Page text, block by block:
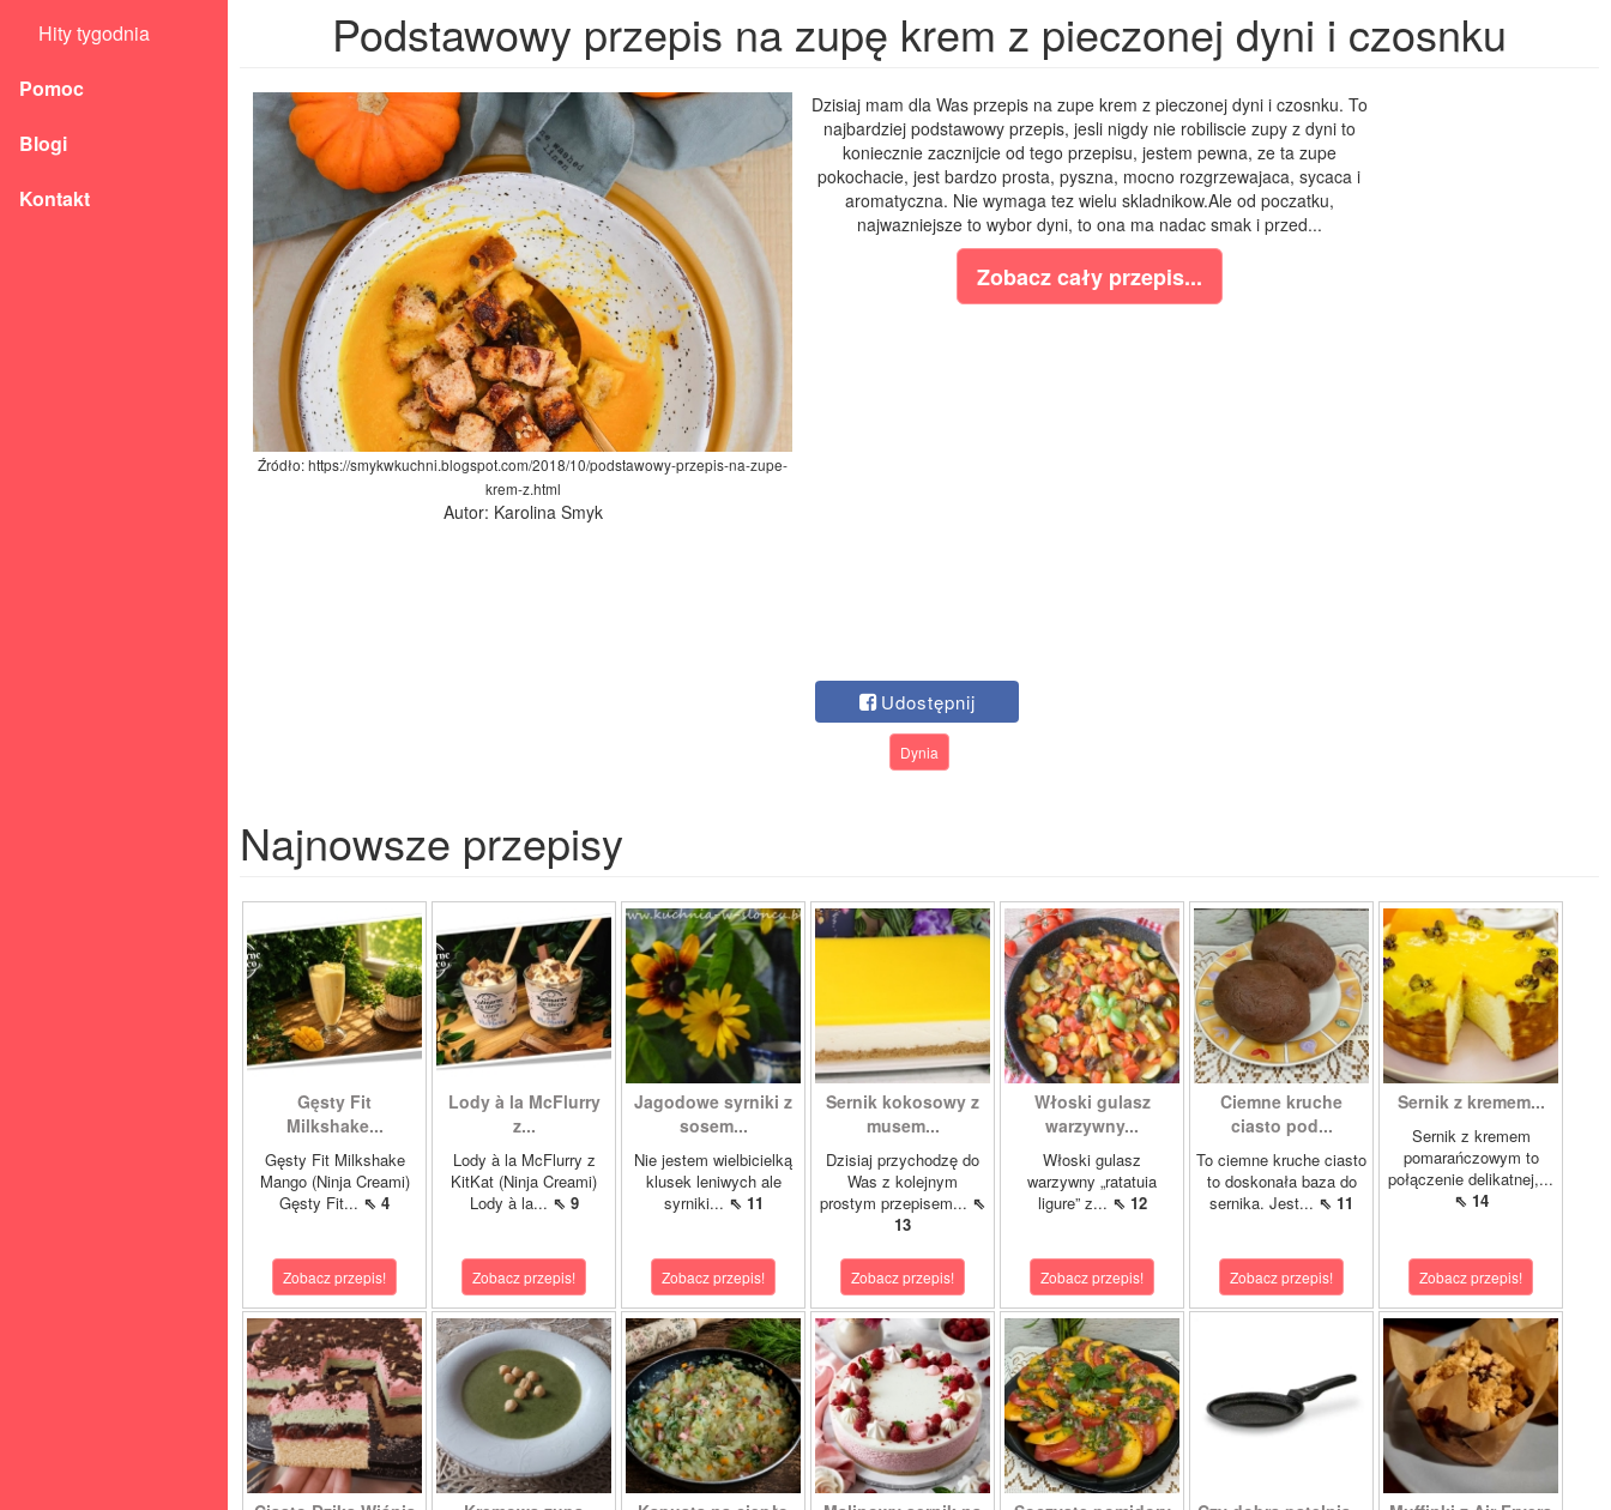
Hity tygodnia
Pomoc
Blogi
Kontakt
Podstawowy przepis na zupę krem z pieczonej dyni i czosnku
Źródło: https://smykwkuchni.blogspot.com/2018/10/podstawowy-przepis-na-zupe-
krem-z.html
Autor: Karolina Smyk
Dzisiaj mam dla Was przepis na zupe krem z pieczonej dyni i czosnku. To
najbardziej podstawowy przepis, jesli nigdy nie robiliscie zupy z dyni to
koniecznie zacznijcie od tego przepisu, jestem pewna, ze ta zupe
pokochacie, jest bardzo prosta, pyszna, mocno rozgrzewajaca, sycaca i
aromatyczna. Nie wymaga tez wielu skladnikow.Ale od poczatku,
najwazniejsze to wybor dyni, to ona ma nadac smak i przed...
Zobacz cały przepis...
Udostępnij
Dynia
Najnowsze przepisy
Gęsty Fit
Milkshake...
Gęsty Fit Milkshake
Mango (Ninja Creami)
Gęsty Fit... ⇖ 4
Zobacz przepis!
Lody à la McFlurry
z...
Lody à la McFlurry z
KitKat (Ninja Creami)
Lody à la... ⇖ 9
Zobacz przepis!
Jagodowe syrniki z
sosem...
Nie jestem wielbicielką
klusek leniwych ale
syrniki... ⇖ 11
Zobacz przepis!
Sernik kokosowy z
musem...
Dzisiaj przychodzę do
Was z kolejnym
prostym przepisem... ⇖
13
Zobacz przepis!
Włoski gulasz
warzywny...
Włoski gulasz
warzywny „ratatuia
ligure” z... ⇖ 12
Zobacz przepis!
Ciemne kruche
ciasto pod...
To ciemne kruche ciasto
to doskonała baza do
sernika. Jest... ⇖ 11
Zobacz przepis!
Sernik z kremem...
Sernik z kremem
pomarańczowym to
połączenie delikatnej,...
⇖ 14
Zobacz przepis!